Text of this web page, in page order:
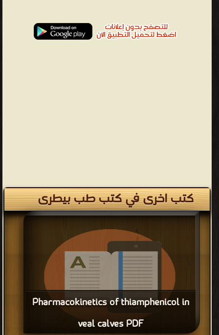
كتب اخرى في كتب طب بيطرى
Pharmacokinetics of thiamphenicol in
veal calves PDF